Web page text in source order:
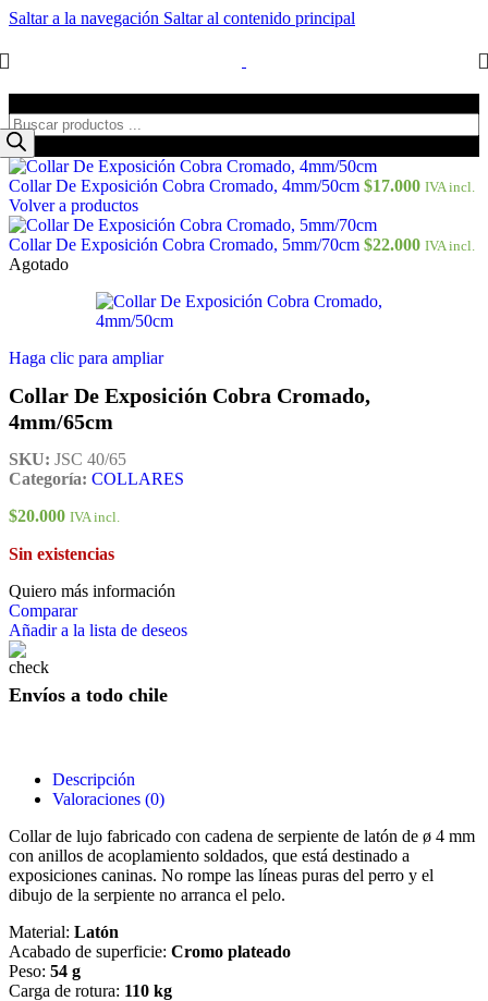
Saltar a la navegación Saltar al contenido principal
Collar De Exposición Cobra Cromado, 4mm/50cm $17.000 IVA incl.
Volver a productos
Collar De Exposición Cobra Cromado, 5mm/70cm $22.000 IVA incl.
Agotado
Haga clic para ampliar
Collar De Exposición Cobra Cromado,
4mm/65cm
SKU: JSC 40/65
Categoría: COLLARES
$20.000 IVA incl.
Sin existencias
Quiero más información
Comparar
Añadir a la lista de deseos
Envíos a todo chile
Descripción
Valoraciones (0)
Collar de lujo fabricado con cadena de serpiente de latón de ø 4 mm
con anillos de acoplamiento soldados, que está destinado a
exposiciones caninas. No rompe las líneas puras del perro y el
dibujo de la serpiente no arranca el pelo.
Material: Latón
Acabado de superficie: Cromo plateado
Peso: 54 g
Carga de rotura: 110 kg